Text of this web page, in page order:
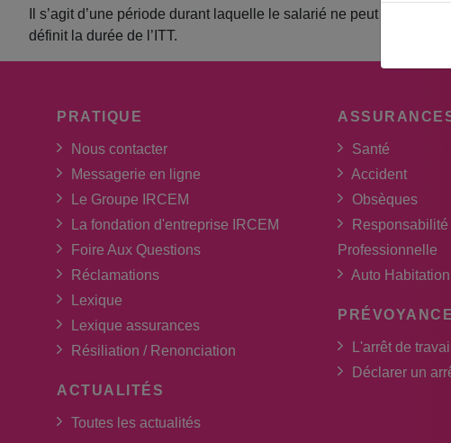
Il s’agit d’une période durant laquelle le salarié ne peut exercer
définit la durée de l’ITT.
PRATIQUE
Nous contacter
Messagerie en ligne
Le Groupe IRCEM
La fondation d'entreprise IRCEM
Foire Aux Questions
Réclamations
Lexique
Lexique assurances
Résiliation / Renonciation
ACTUALITÉS
Toutes les actualités
Santé
Accident
Obsèques
Professionnelle
Auto Habitation
PRÉVOYANCE
L'arrêt de travail
Déclarer un